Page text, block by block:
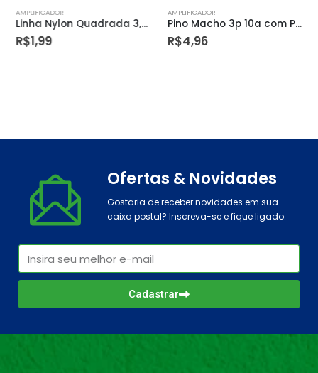
AMPLIFICADOR
Linha Nylon Quadrada 3,0mmx117m – Dtools
R$1,99
AMPLIFICADOR
Pino Macho 3p 10a com Prensa Cabo Preto – Mectronic
R$4,96
Ofertas & Novidades
Gostaria de receber novidades em sua
caixa postal? Inscreva-se e fique ligado.
Cadastrar